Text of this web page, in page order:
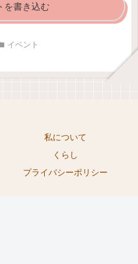
を書き込む
イベント
私について
くらし
プライバシーポリシー